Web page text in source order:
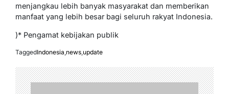
menjangkau lebih banyak masyarakat dan memberikan
manfaat yang lebih besar bagi seluruh rakyat Indonesia.
)* Pengamat kebijakan publik
TaggedIndonesia news update